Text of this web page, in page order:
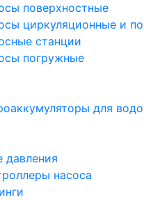
поверхностные
циркуляционные и
станции
погружные
для
давления
насоса